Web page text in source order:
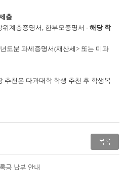
출
위계층증명서, 한부모증명서 - 해당 학
년도분 과세증명서(재산세> 또는 미과
추천은 다과대학 학생 추천 후 학생복
목록
금 납부 안내